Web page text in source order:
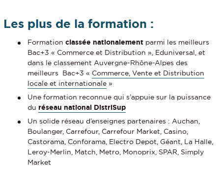
Les plus de la formation :
Formation classée nationalement parmi les meilleurs
Bac+3 « Commerce et Distribution », Eduniversal, et
dans le classement Auvergne-Rhône-Alpes des
meilleurs Bac+3 « Commerce, Vente et Distribution
locale et internationale »
Une formation reconnue qui s’appuie sur la puissance
du réseau national DistriSup
Un solide réseau d’enseignes partenaires : Auchan,
Boulanger, Carrefour, Carrefour Market, Casino,
Castorama, Conforama, Electro Depot, Géant, La Halle,
Leroy-Merlin, Match, Metro, Monoprix, SPAR, Simply
Market